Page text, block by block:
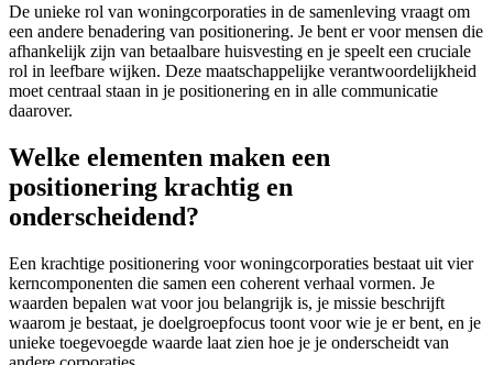
De unieke rol van woningcorporaties in de samenleving vraagt om
een andere benadering van positionering. Je bent er voor mensen die
afhankelijk zijn van betaalbare huisvesting en je speelt een cruciale
rol in leefbare wijken. Deze maatschappelijke verantwoordelijkheid
moet centraal staan in je positionering en in alle communicatie
daarover.
Welke elementen maken een
positionering krachtig en
onderscheidend?
Een krachtige positionering voor woningcorporaties bestaat uit vier
kerncomponenten die samen een coherent verhaal vormen. Je
waarden bepalen wat voor jou belangrijk is, je missie beschrijft
waarom je bestaat, je doelgroepfocus toont voor wie je er bent, en je
unieke toegevoegde waarde laat zien hoe je je onderscheidt van